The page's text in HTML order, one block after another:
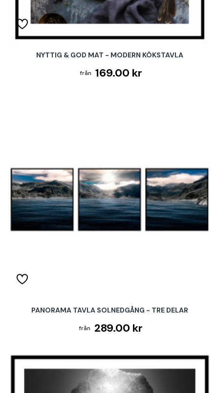
NYTTIG & GOD MAT - MODERN KÖKSTAVLA
169.00 kr
PANORAMA TAVLA SOLNEDGÅNG - TRE DELAR
289.00 kr